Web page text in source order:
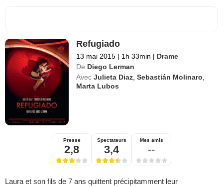
Refugiado
13 mai 2015 | 1h 33min | Drame
De Diego Lerman
Avec Julieta Diaz,Sebastián Molinaro,
Marta Lubos
Presse
2,8
Spectateurs
3,4
Mes amis
--
Laura et son fils de 7 ans quittent précipitamment leur